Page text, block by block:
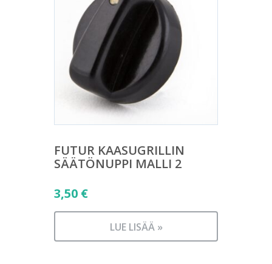
FUTUR KAASUGRILLIN
SÄÄTÖNUPPI MALLI 2
3,50 €
LUE LISÄÄ »